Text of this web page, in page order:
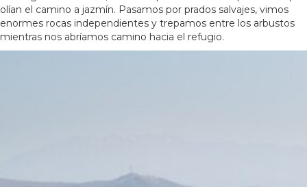
olían el camino a jazmín. Pasamos por prados salvajes, vimos
enormes rocas independientes y trepamos entre los arbustos
mientras nos abríamos camino hacia el refugio.